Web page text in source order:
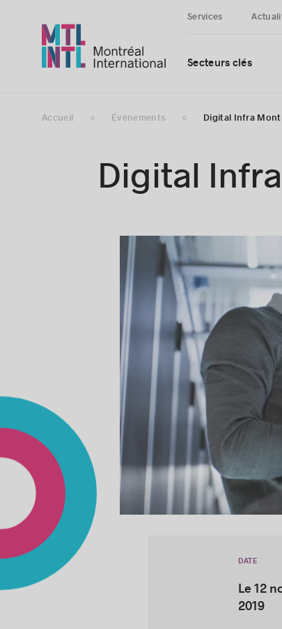
Services
Secteurs clés
Accueil Événements Digital Infra
Digital
DATE
Le 12
2019